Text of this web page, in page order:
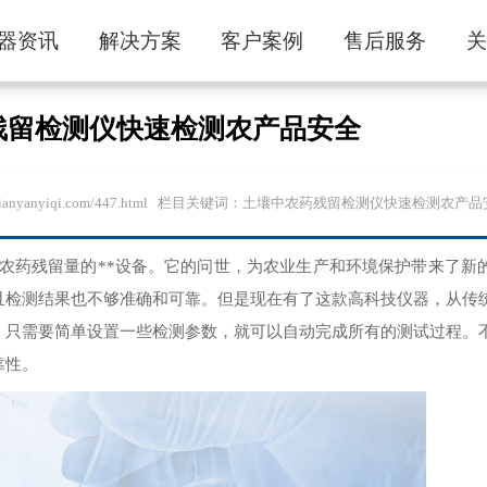
资讯 解决方案 客户案例 售后服务
检测仪快速检测农产品安全
447.html 栏目关键词：土壤中农药残留检测仪快速检测农产品
药残留量的**设备。它的问世，为农业生产和环境保护带来了新
测结果也不够准确和可靠。但是现在有了这款高科技仪器，从传
需要简单设置一些检测参数，就可以自动完成所有的测试过程。
。